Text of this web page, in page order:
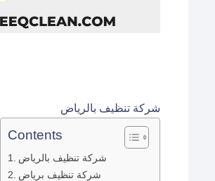
شركة تنظيف بالرياض
Contents
شركة تنظيف بالرياض
شركة تنظيف برياض